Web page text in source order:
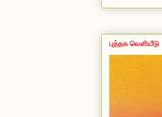
புத்தக வெளியீடு